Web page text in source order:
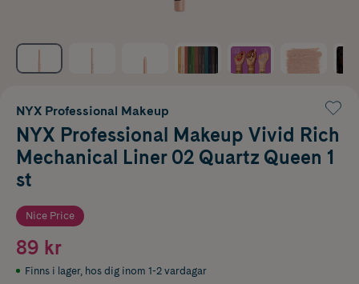
NYX Professional Makeup
NYX Professional Makeup Vivid Rich
Mechanical Liner 02 Quartz Queen 1
st
Nice Price
89 kr
Finns i lager, hos dig inom 1-2 vardagar